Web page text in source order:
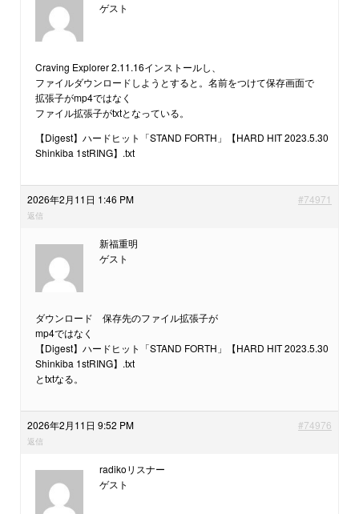
ゲスト
Craving Explorer 2.11.16インストールし、
ファイルダウンロードしようとすると。名前をつけて保存画面で
拡張子がmp4ではなく
ファイル拡張子がtxtとなっている。
【Digest】ハードヒット「STAND FORTH」【HARD HIT 2023.5.30
Shinkiba 1stRING】.txt
2026年2月11日 1:46 PM #74971
返信
新福重明
ゲスト
ダウンロード 保存先のファイル拡張子が
mp4ではなく
【Digest】ハードヒット「STAND FORTH」【HARD HIT 2023.5.30
Shinkiba 1stRING】.txt
とtxtなる。
2026年2月11日 9:52 PM #74976
返信
radikoリスナー
ゲスト